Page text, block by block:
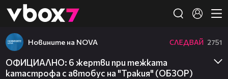
👾
Новините на NOVA СЛЕДВАЙ 2751
ОФИЦИАЛНО: 6 жертви при тежката
катастрофа с автобус на "Тракия" (ОБЗОР)